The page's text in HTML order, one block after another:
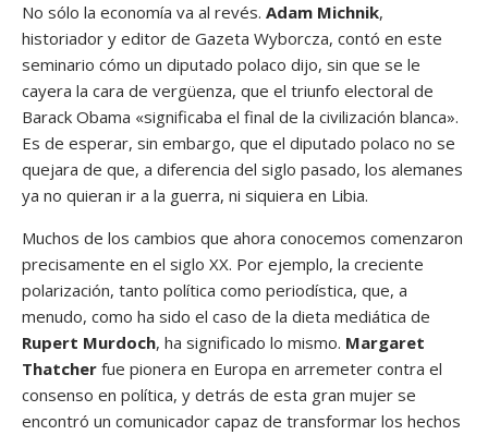
No sólo la economía va al revés. Adam Michnik,
historiador y editor de Gazeta Wyborcza, contó en este
seminario cómo un diputado polaco dijo, sin que se le
cayera la cara de vergüenza, que el triunfo electoral de
Barack Obama «significaba el final de la civilización blanca».
Es de esperar, sin embargo, que el diputado polaco no se
quejara de que, a diferencia del siglo pasado, los alemanes
ya no quieran ir a la guerra, ni siquiera en Libia.
Muchos de los cambios que ahora conocemos comenzaron
precisamente en el siglo XX. Por ejemplo, la creciente
polarización, tanto política como periodística, que, a
menudo, como ha sido el caso de la dieta mediática de
Rupert Murdoch, ha significado lo mismo. Margaret
Thatcher fue pionera en Europa en arremeter contra el
consenso en política, y detrás de esta gran mujer se
encontró un comunicador capaz de transformar los hechos